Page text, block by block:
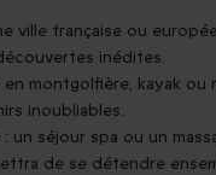
ville française ou
inédites.
en montgolfière, kayak ou
inoubliables.
: un séjour spa ou un
de se détendre